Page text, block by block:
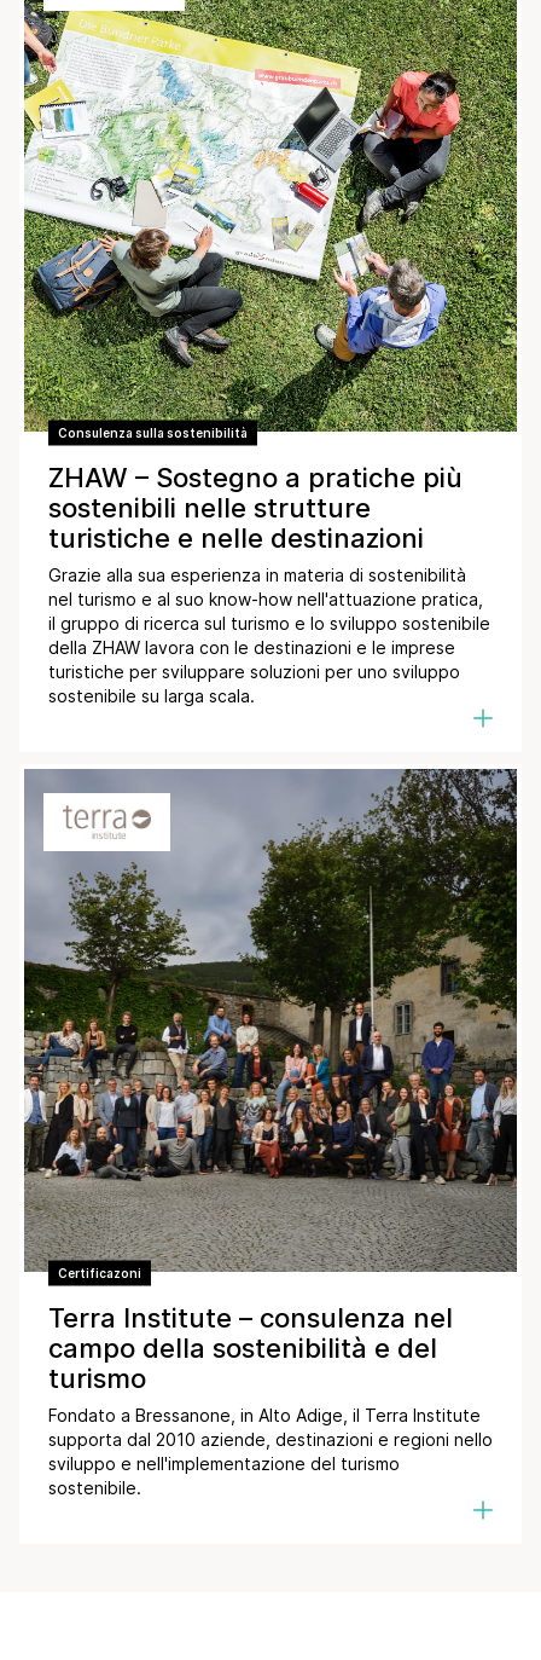
Consulenza sulla sostenibilità
ZHAW – Sostegno a pratiche più
sostenibili nelle strutture
turistiche e nelle destinazioni
Grazie alla sua esperienza in materia di sostenibilità
nel turismo e al suo know-how nell'attuazione pratica,
il gruppo di ricerca sul turismo e lo sviluppo sostenibile
della ZHAW lavora con le destinazioni e le imprese
turistiche per sviluppare soluzioni per uno sviluppo
sostenibile su larga scala.
Certificazoni
Terra Institute – consulenza nel
campo della sostenibilità e del
turismo
Fondato a Bressanone, in Alto Adige, il Terra Institute
supporta dal 2010 aziende, destinazioni e regioni nello
sviluppo e nell'implementazione del turismo
sostenibile.